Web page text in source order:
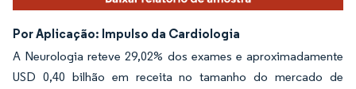
Por Aplicação: Impulso da Cardiologia
A Neurologia reteve 29,02% dos exames e aproximadamente
USD 0,40 bilhão em receita no tamanho do mercado de